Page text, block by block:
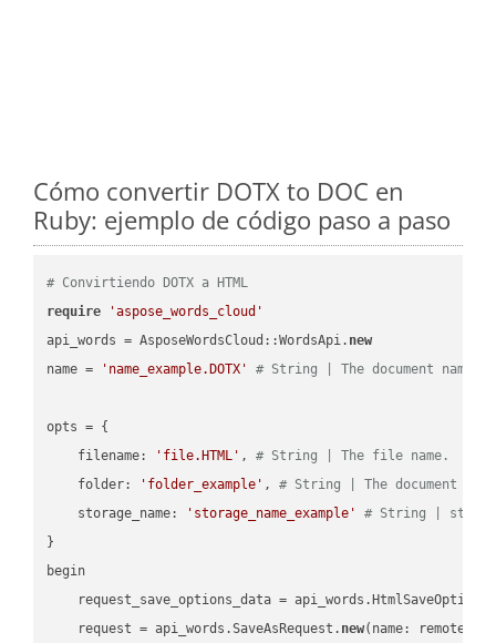
Cómo convertir DOTX to DOC en
Ruby: ejemplo de código paso a paso
# Convirtiendo DOTX a HTML
require
'aspose_words_cloud'
api_words = AsposeWordsCloud::WordsApi. new
name =
'name_example.DOTX' # String | The document name.
opts = {
    filename:
'file.HTML' , # String | The file name.
    folder:
'folder_example' , # String | The document
    storage_name:
'storage_name_example'
# String |
}
begin
request_save_options_data =
    request = api_words.SaveAsRequest.
new(name: